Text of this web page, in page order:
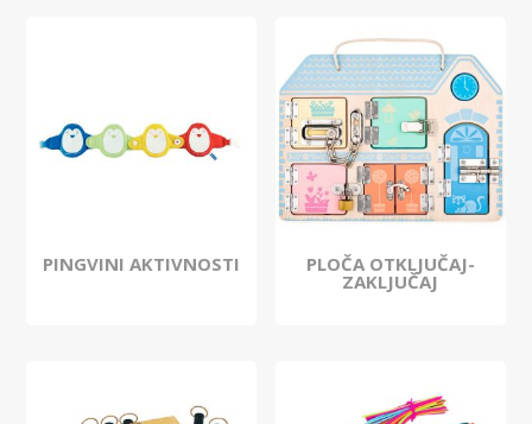
PINGVINI AKTIVNOSTI PLOČA OTKLJUČAJ-
ZAKLJUČAJ